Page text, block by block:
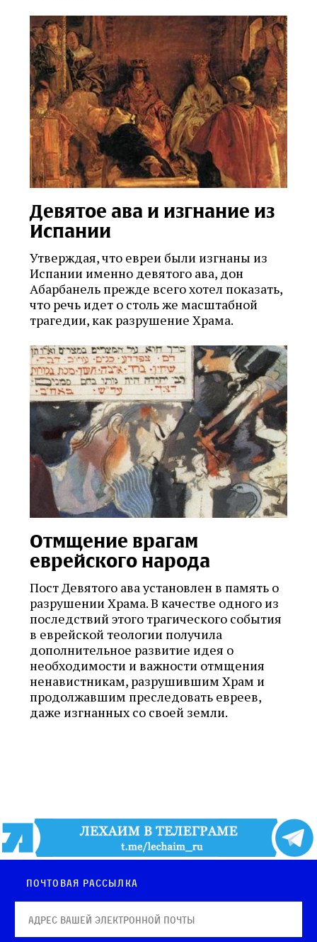
Девятое ава и изгнание из
Испании
Утверждая, что евреи были изгнаны из
Испании именно девятого ава, дон
Абарбанель прежде всего хотел показать,
что речь идет о столь же масштабной
трагедии, как разрушение Храма.
Отмщение врагам
еврейского народа
Пост Девятого ава установлен в память о
разрушении Храма. В качестве одного из
последствий этого трагического события
в еврейской теологии получила
дополнительное развитие идея о
необходимости и важности отмщения
ненавистникам, разрушившим Храм и
продолжавшим преследовать евреев,
даже изгнанных со своей земли.
Почтовая рассылка